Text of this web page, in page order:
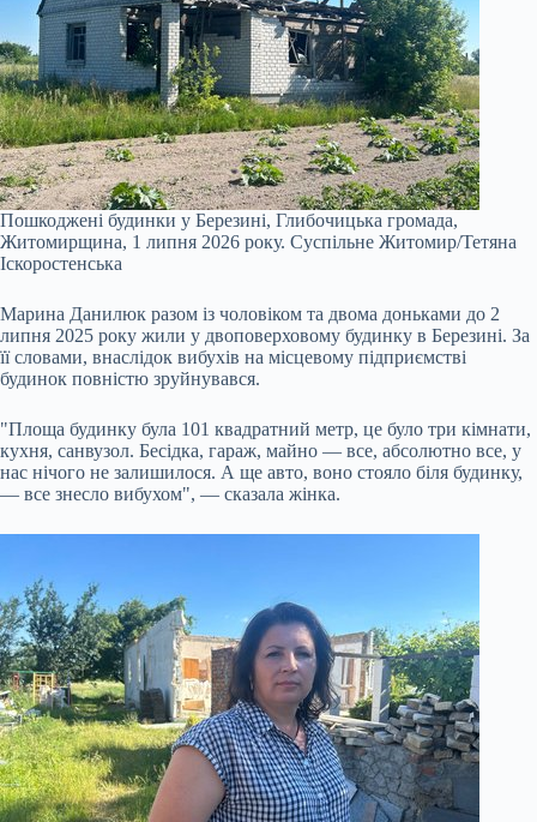
Пошкоджені будинки у Березині, Глибочицька громада,
Житомирщина, 1 липня 2026 року. Суспільне Житомир/Тетяна
Іскоростенська
Марина Данилюк разом із чоловіком та двома доньками до 2
липня 2025 року жили у двоповерховому будинку в Березині. За
її словами, внаслідок вибухів на місцевому підприємстві
будинок повністю зруйнувався.
"Площа будинку була 101 квадратний метр, це було три кімнати,
кухня, санвузол. Бесідка, гараж, майно — все, абсолютно все, у
нас нічого не залишилося. А ще авто, воно стояло біля будинку,
— все знесло вибухом", — сказала жінка.